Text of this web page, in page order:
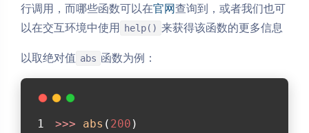
行调用，而哪些函数可以在官网查询到，或者我们也可
以在交互环境中使用 help() 来获得该函数的更多信息
以取绝对值 abs 函数为例：
>>> abs ( 200 )